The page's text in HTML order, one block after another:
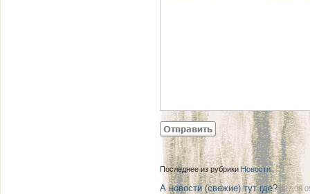
Последнее из рубрикиНовости
А новости (свежие) тут где?| 27.08